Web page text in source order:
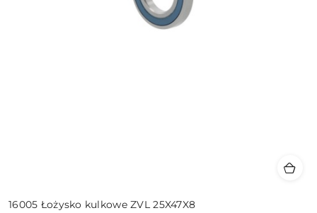
16005 Łożysko kulkowe ZVL 25X47X8